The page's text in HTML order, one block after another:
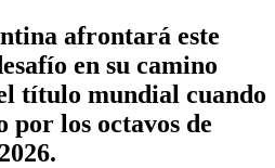
afrontará este
en su camino
título mundial cuando
por los octavos de